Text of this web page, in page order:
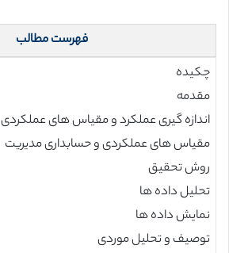
فهرست مطالب
چکیده
مقدمه
اندازه گیری عملکرد و مقیاس های عملکردی
مقیاس های عملکردی و حسابداری مدیریت
روش تحقیق
تحلیل داده ها
نمایش داده ها
توصیف و تحلیل موردی